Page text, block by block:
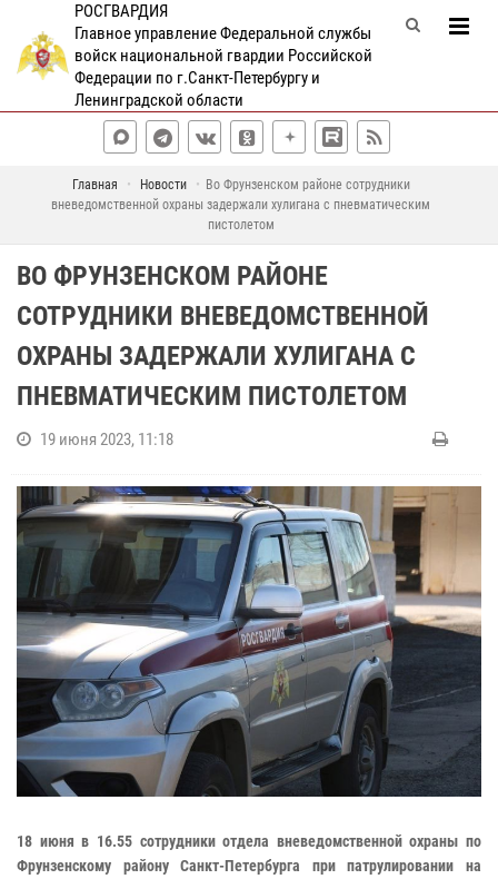
РОСГВАРДИЯ
Главное управление Федеральной службы
войск национальной гвардии Российской
Федерации по г.Санкт-Петербургу и
Ленинградской области
Главная Новости
Во Фрунзенском районе сотрудники
вневедомственной охраны задержали хулигана с пневматическим
пистолетом
ВО ФРУНЗЕНСКОМ РАЙОНЕ
СОТРУДНИКИ ВНЕВЕДОМСТВЕННОЙ
ОХРАНЫ ЗАДЕРЖАЛИ ХУЛИГАНА С
ПНЕВМАТИЧЕСКИМ ПИСТОЛЕТОМ
19 июня 2023, 11:18
18 июня в 16.55 сотрудники отдела вневедомственной охраны по
Фрунзенскому району Санкт-Петербурга при патрулировании на